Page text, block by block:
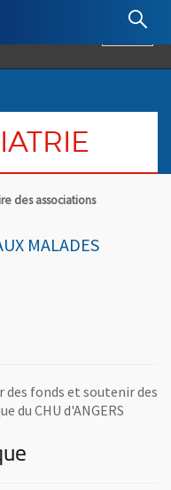
Angers.fr : Retour à l'accueil
des associations
MALADES
fonds et soutenir des
du CHU d'ANGERS